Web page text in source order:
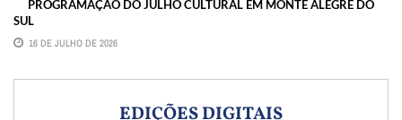
PROGRAMAÇÃO DO JULHO CULTURAL EM MONTE ALEGRE DO
SUL
16 DE JULHO DE 2026
EDIÇÕES DIGITAIS